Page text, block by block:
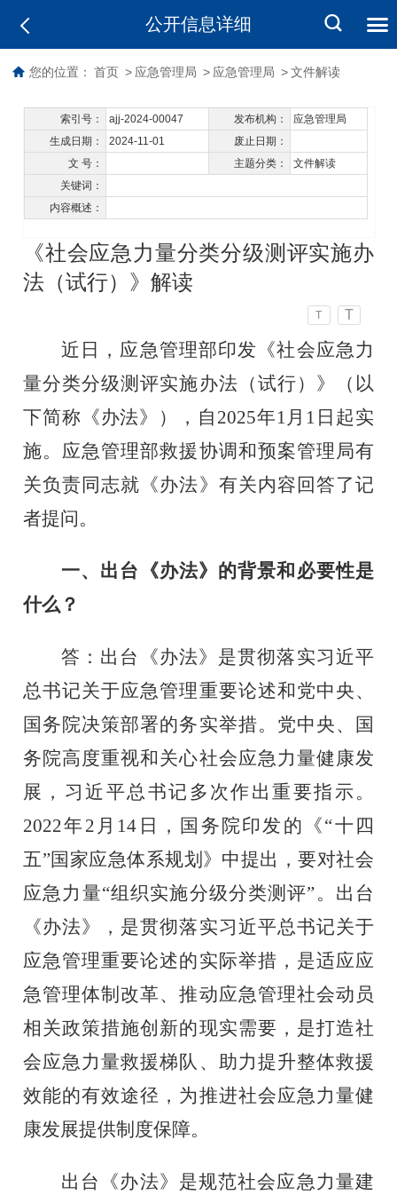
公开信息详细
您的位置： 首页 > 应急管理局 > 应急管理局 > 文件解读
索引号： ajj-2024-00047 发布机构：
应急管理局
生成日期：
2024-11-01
废止日期：
文 号：
主题分类：
文件解读
关键词：
内容概述：
《社会应急力量分类分级测评实施办
法（试行）》解读
T T
近日，应急管理部印发《社会应急力
量分类分级测评实施办法（试行）》（以
下简称《办法》），自 2025年1 月 1 日起实
施。应急管理部救援协调和预案管理局有
关负责同志就《办法》有关内容回答了记
者提问。
一、出台《办法》的背景和必要性是
什么？
答：出台《办法》是贯彻落实习近平
总书记关于应急管理重要论述和党中央、
国务院决策部署的务实举措。党中央、国
务院高度重视和关心社会应急力量健康发
展，习近平总书记多次作出重要指示。
2022年 2 月 14 日，国务院印发的《“十四
五”国家应急体系规划》中提出，要对社会
应急力量“组织实施分级分类测评”。出台
《办法》，是贯彻落实习近平总书记关于
应急管理重要论述的实际举措，是适应应
急管理体制改革、推动应急管理社会动员
相关政策措施创新的现实需要，是打造社
会应急力量救援梯队、助力提升整体救援
效能的有效途径，为推进社会应急力量健
康发展提供制度保障。
出台《办法》是规范社会应急力量建